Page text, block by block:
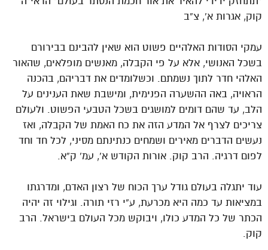
קוק, אגרות א’, צ”ב
עמקי הסודות האלהיים פשוט הוא שאין להבינם בבירורם
בשכל האנושי, אלא על פי הקבלה, מאנשים מופלאים, שהאור
האלהי חדר לתוך נשמתם. וכשלומדים את דבריהם, בהכנה
הראויה, באה ההשערה הפנימית, ומישבת שאת הענינים על
הלב, עד שהם דומים למושגים בשכל הטבעי הפשוט. ולעולם
צריכים לצרף אל המדע הזה את כח האמת של הקבלה, ואז
נעשים הדברים מאירים ושמחים כנתינתם מסיני, לכל חד וחד
לפום דרגיה. הרב קוק. אורות הקודש א’, עמ’ ק”א.
עוד יתגלה בעולם גודל ערך הכוח של רצון האדם, ומדרגתו
במציאות עד כמה היא מכרעת, ע”י רזי תורה. וגילוי זה יהיה
הכתר של כל המדע כולו, ויבוקש מכל העולם בישראל. הרב
קוק.